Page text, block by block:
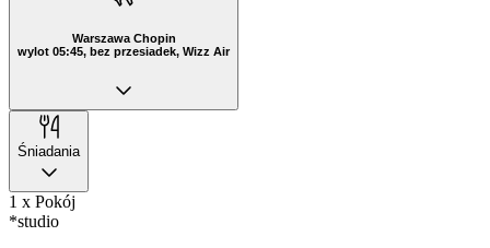
Warszawa Chopin
wylot 05:45, bez przesiadek, Wizz Air
Śniadania
1 x Pokój
*studio